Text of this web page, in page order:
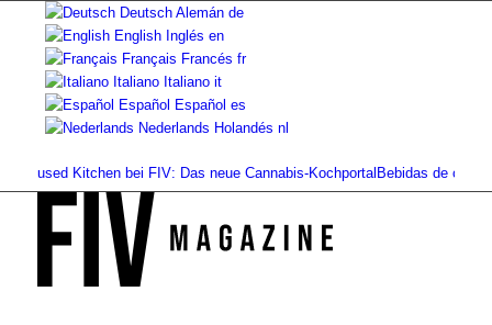
Deutsch Alemán de
English Inglés en
Français Francés fr
Italiano Italiano it
Español Español es
Nederlands Holandés nl
Kitchen bei FIV: Das neue Cannabis-KochportalBebidas de cannabis: